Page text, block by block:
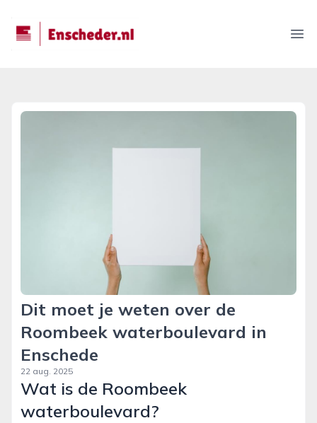
enscheder.nl
Dit moet je weten over de
Roombeek waterboulevard in
Enschede
22 aug. 2025
Wat is de Roombeek
waterboulevard?